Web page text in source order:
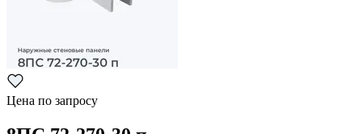
Цена по запросу